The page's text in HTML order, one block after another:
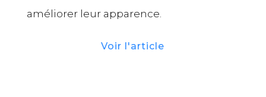
améliorer leur apparence.
Voir l'article